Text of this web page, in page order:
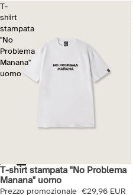
T-
shirt
stampata
"No
Problema
Manana"
uomo
Saldi
T-shirt stampata "No Problema
Manana" uomo
Prezzo promozionale €29,96 EUR